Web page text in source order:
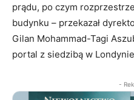
prądu, po czym
budynku – przekazał
Gilan Mohammad-Tagi
portal z siedzibą w
-